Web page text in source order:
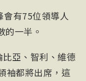
有75位領導人
的一半。
亞、智利、維德
袖都將出席，這